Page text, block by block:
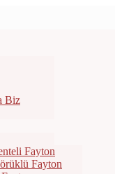
Biz
Fayton
Fayton